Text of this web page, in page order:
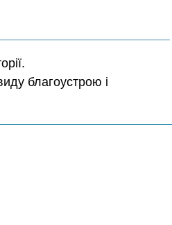
благоустрою і